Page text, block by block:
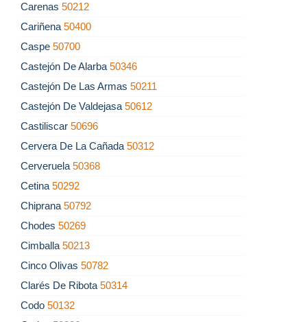
Carenas 50212
Cariñena 50400
Caspe 50700
Castejón De Alarba 50346
Castejón De Las Armas 50211
Castejón De Valdejasa 50612
Castiliscar 50696
Cervera De La Cañada 50312
Cerveruela 50368
Cetina 50292
Chiprana 50792
Chodes 50269
Cimballa 50213
Cinco Olivas 50782
Clarés De Ribota 50314
Codo 50132